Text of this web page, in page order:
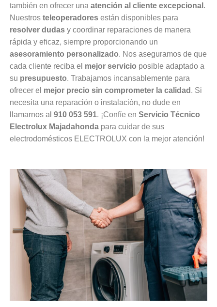
también en ofrecer una atención al cliente excepcional .
Nuestros teleoperadores están disponibles para
resolver dudas y coordinar reparaciones de manera
rápida y eficaz, siempre proporcionando un
asesoramiento personalizado. Nos aseguramos de que
cada cliente reciba el mejor servicio posible adaptado a
su presupuesto. Trabajamos incansablemente para
ofrecer el mejor precio sin comprometer la calidad . Si
necesita una reparación o instalación, no dude en
llamarnos al 910 053 591. ¡Confíe en Servicio Técnico
Electrolux Majadahonda para cuidar de sus
electrodomésticos ELECTROLUX con la mejor atención!